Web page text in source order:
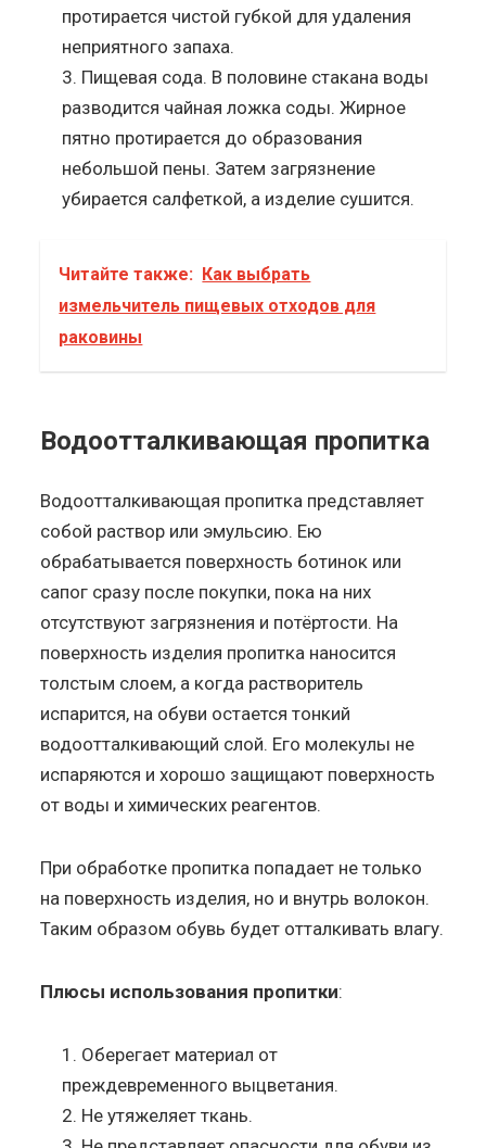
протирается чистой губкой для удаления
неприятного запаха.
Пищевая сода. В половине стакана воды
разводится чайная ложка соды. Жирное
пятно протирается до образования
небольшой пены. Затем загрязнение
убирается салфеткой, а изделие сушится.
Читайте также: Как выбрать
измельчитель пищевых отходов для
раковины
Водоотталкивающая пропитка
Водоотталкивающая пропитка представляет
собой раствор или эмульсию. Ею
обрабатывается поверхность ботинок или
сапог сразу после покупки, пока на них
отсутствуют загрязнения и потёртости. На
поверхность изделия пропитка наносится
толстым слоем, а когда растворитель
испарится, на обуви остается тонкий
водоотталкивающий слой. Его молекулы не
испаряются и хорошо защищают поверхность
от воды и химических реагентов.
При обработке пропитка попадает не только
на поверхность изделия, но и внутрь волокон.
Таким образом обувь будет отталкивать влагу.
Плюсы использования пропитки:
Оберегает материал от
преждевременного выцветания.
Не утяжеляет ткань.